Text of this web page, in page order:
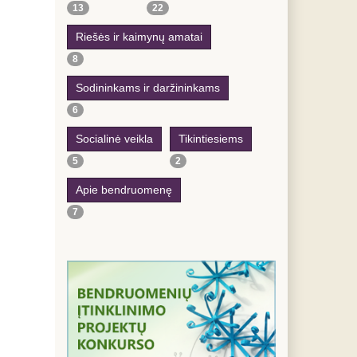
13 22
Riešės ir kaimynų amatai
8
Sodininkams ir daržininkams
6
Socialinė veikla
5
Tikintiesiems
2
Apie bendruomenę
7